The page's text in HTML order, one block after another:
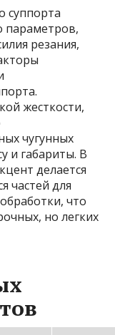
суппорта
резания,
жесткости,
чугунных
и габариты. В
делается
частей для
что
но легких